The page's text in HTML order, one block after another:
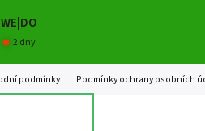
WE|DO
2 dny
podmínky Podmínky ochrany osobních